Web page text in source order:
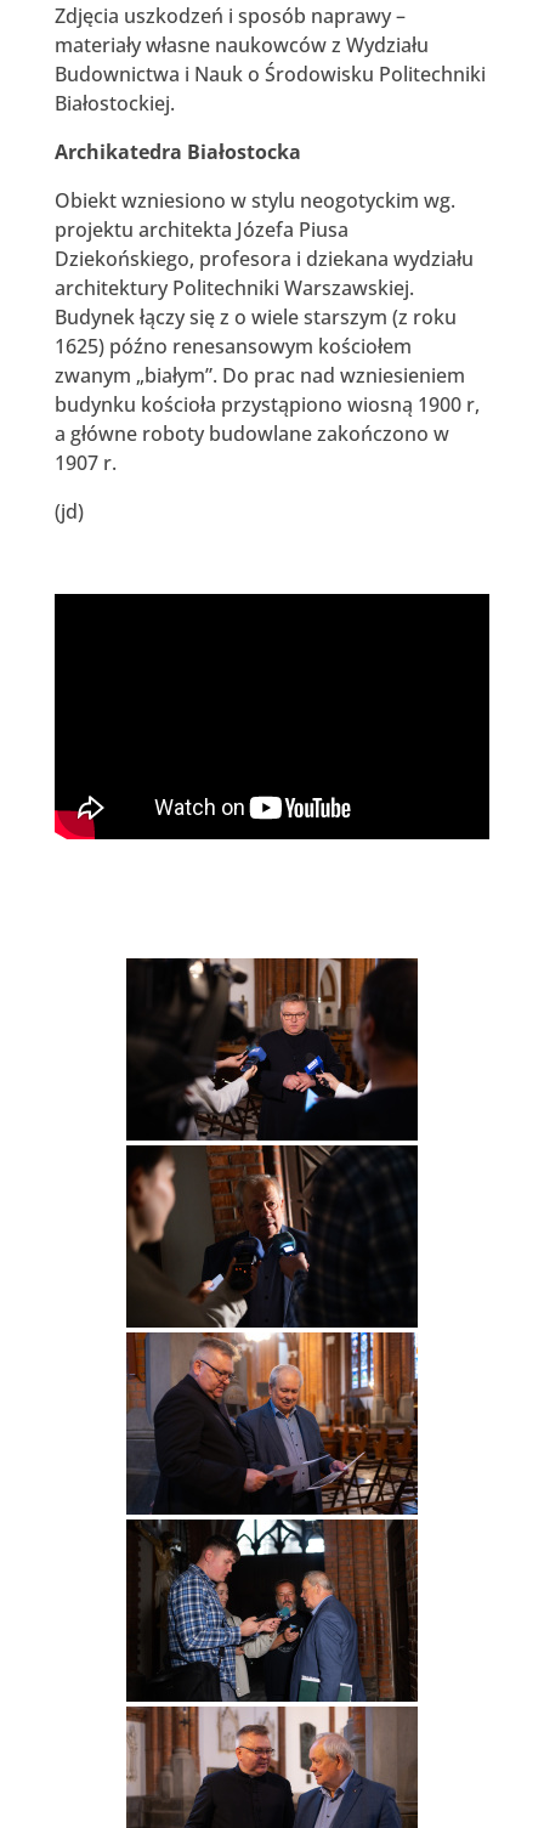
Zdjęcia uszkodzeń i sposób naprawy –
materiały własne naukowców z Wydziału
Budownictwa i Nauk o Środowisku Politechniki
Białostockiej.
Archikatedra Białostocka
Obiekt wzniesiono w stylu neogotyckim wg.
projektu architekta Józefa Piusa
Dziekońskiego, profesora i dziekana wydziału
architektury Politechniki Warszawskiej.
Budynek łączy się z o wiele starszym (z roku
1625) późno renesansowym kościołem
zwanym „białym”. Do prac nad wzniesieniem
budynku kościoła przystąpiono wiosną 1900 r,
a główne roboty budowlane zakończono w
1907 r.
(jd)